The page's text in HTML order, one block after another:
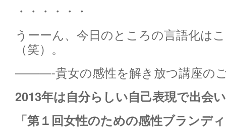
・・・・・・
うーーん、今日のところの言語化は
（笑）。
———-貴女の感性を解き放つ講座
2013年は自分らしい自己表現で出会
「第１回女性のための感性ブランデ